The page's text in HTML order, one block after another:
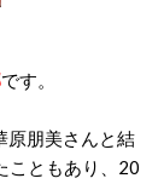
です。
原朋美さんと結
こともあり、20